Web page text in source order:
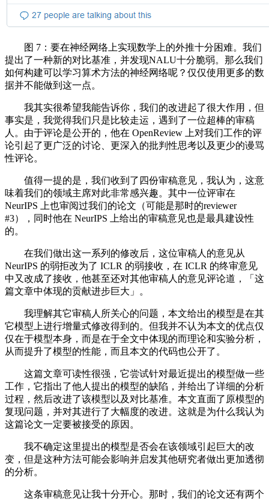
图 7：要在神经网络上实现数学上的外推十分困难。我们
提出了一种新的对比基准，并发现NALU十分脆弱。那么我们
如何构建可以学习算术方法的神经网络呢？仅仅使用更多的数
据并不能做到这一点。
我其实很希望我能告诉你，我们的改进起了很大作用，但
事实是，我觉得我们只是比较走运，遇到了一位超棒的审稿
人。由于评论是公开的，他在 OpenReview 上对我们工作的评
论引起了更广泛的讨论、更深入的批判性思考以及更少的谩骂
性评论。
值得一提的是，我们收到了四份审稿意见，我认为，这意
味着我们的领域主席对此非常感兴趣。其中一位评审在
NeurIPS 上也审阅过我们的论文（可能是那时的reviewer
#3），同时他在 NeurIPS 上给出的审稿意见也是最具建设性
的。
在我们做出这一系列的修改后，这位审稿人的意见从
NeurIPS 的弱拒改为了 ICLR 的弱接收，在 ICLR 的终审意见
中又改成了接收，他甚至还对其他审稿人的意见评论道，「这
篇文章中体现的贡献进步巨大」。
我理解其它审稿人所关心的问题，本文给出的模型是在其
它模型上进行增量式修改得到的。但我并不认为本文的优点仅
仅在于模型本身，而是在于全文中体现的而理论和实验分析，
从而提升了模型的性能，而且本文的代码也公开了。
这篇文章可读性很强，它尝试针对最近提出的模型做一些
工作，它指出了他人提出的模型的缺陷，并给出了详细的分析
过程，然后改进了该模型以及对比基准。本文直面了原模型的
复现问题，并对其进行了大幅度的改进。这就是为什么我认为
这篇论文一定要被接受的原因。
我不确定这里提出的模型是否会在该领域引起巨大的改
变，但是这种方法可能会影响并启发其他研究者做出更加透彻
的分析。
这条审稿意见让我十分开心。那时，我们的论文还有两个